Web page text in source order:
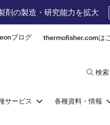
剤の製造・研究能力を拡大
ブログ thermofisher.comは
検索
サービス 各種資料・情報